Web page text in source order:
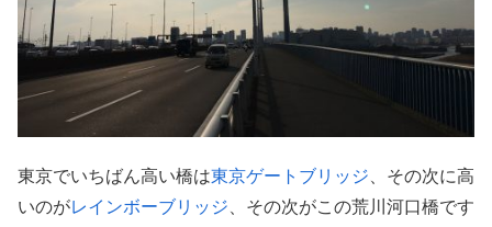
東京でいちばん高い橋は東京ゲートブリッジ 、その次に高
いのがレインボーブリッジ 、その次がこの荒川河口橋です